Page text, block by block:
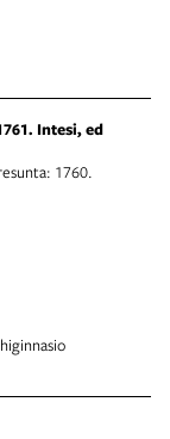
Intesi, ed
1760.